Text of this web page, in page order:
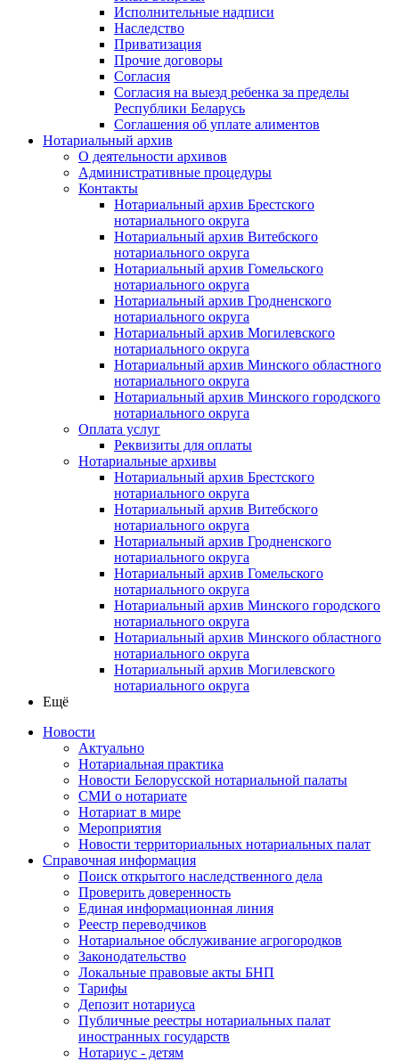
Исполнительные надписи
Наследство
Приватизация
Прочие договоры
Согласия
Согласия на выезд ребенка за пределы
Республики Беларусь
Соглашения об уплате алиментов
Нотариальный архив
О деятельности архивов
Административные процедуры
Контакты
Нотариальный архив Брестского
нотариального округа
Нотариальный архив Витебского
нотариального округа
Нотариальный архив Гомельского
нотариального округа
Нотариальный архив Гродненского
нотариального округа
Нотариальный архив Могилевского
нотариального округа
Нотариальный архив Минского областного
нотариального округа
Нотариальный архив Минского городского
нотариального округа
Оплата услуг
Реквизиты для оплаты
Нотариальные архивы
Нотариальный архив Брестского
нотариального округа
Нотариальный архив Витебского
нотариального округа
Нотариальный архив Гродненского
нотариального округа
Нотариальный архив Гомельского
нотариального округа
Нотариальный архив Минского городского
нотариального округа
Нотариальный архив Минского областного
нотариального округа
Нотариальный архив Могилевского
нотариального округа
Ещё
Новости
Актуально
Нотариальная практика
Новости Белорусской нотариальной палаты
СМИ о нотариате
Нотариат в мире
Мероприятия
Новости территориальных нотариальных палат
Справочная информация
Поиск открытого наследственного дела
Проверить доверенность
Единая информационная линия
Реестр переводчиков
Нотариальное обслуживание агрогородков
Законодательство
Локальные правовые акты БНП
Тарифы
Депозит нотариуса
Публичные реестры нотариальных палат
иностранных государств
Нотариус - детям